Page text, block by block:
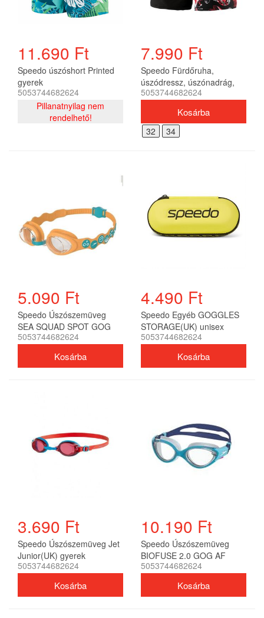
11.690 Ft
Speedo úszóshort Printed
gyerek
5053744682624
Pillanatnyilag nem
rendelhető!
7.990 Ft
Speedo Fürdőruha,
úszódressz, úszónadrág,
versenyúszó GlitchAmp
Aquashort(UK) fiú
5053744682624
32 34
5.090 Ft
Speedo Úszószemüveg
SEA SQUAD SPOT GOG
IU/JU ORANGE/GREEN
5053744682624
4.490 Ft
Speedo Egyéb GOGGLES
STORAGE(UK) unisex
5053744682624
3.690 Ft
Speedo Úszószemüveg Jet
Junior(UK) gyerek
5053744682624
10.190 Ft
Speedo Úszószemüveg
BIOFUSE 2.0 GOG AF
unisex
5053744682624